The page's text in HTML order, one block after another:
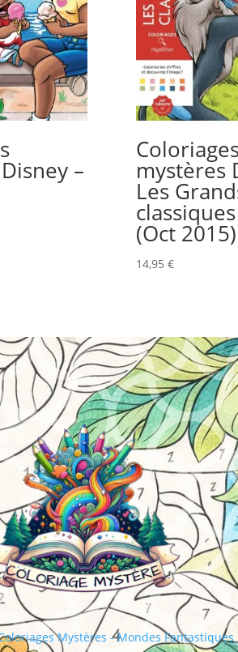
– mystères
Les
(Oct 2015)
14,95 €
Mystères - Mondes Fantastiques